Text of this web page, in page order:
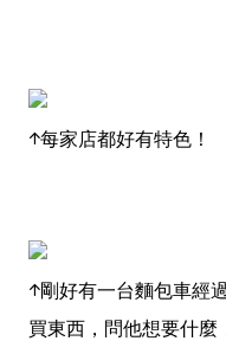
↑每家店都好有特色！
↑剛好有一台麵包車經
買東西，問他想要什